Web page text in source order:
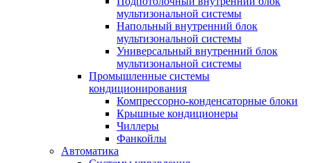
мультизональной системы
Напольный внутренний блок
мультизональной системы
Универсальный внутренний блок
мультизональной системы
Промышленные системы
кондиционирования
Компрессорно-конденсаторные блоки
Крышные кондиционеры
Чиллеры
Фанкойлы
Автоматика